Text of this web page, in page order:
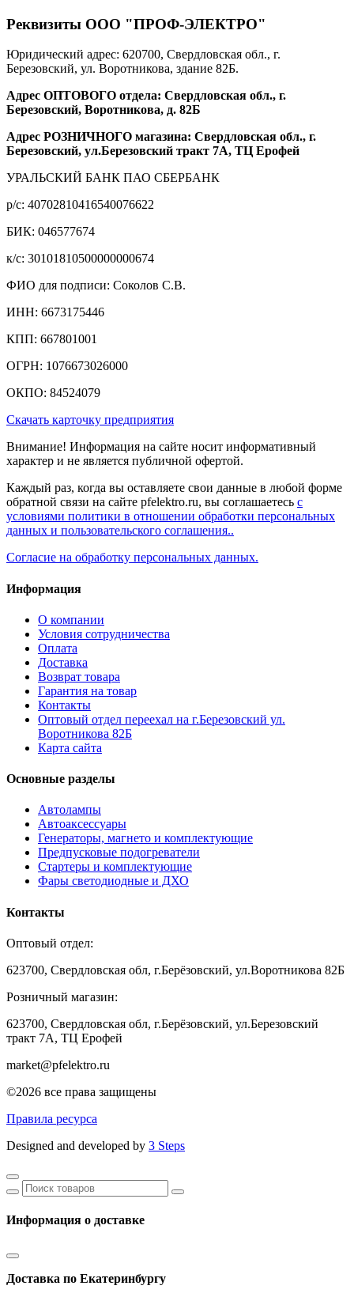
Реквизиты ООО "ПРОФ-ЭЛЕКТРО"
Юридический адрес: 620700, Свердловская обл., г.
Березовский, ул. Воротникова, здание 82Б.
Адрес ОПТОВОГО отдела: Свердловская обл., г.
Березовский, Воротникова, д. 82Б
Адрес РОЗНИЧНОГО магазина: Свердловская обл., г.
Березовский, ул.Березовский тракт 7А, ТЦ Ерофей
УРАЛЬСКИЙ БАНК ПАО СБЕРБАНК
р/c: 40702810416540076622
БИК: 046577674
к/c: 30101810500000000674
ФИО для подписи: Соколов С.В.
ИНН: 6673175446
КПП: 667801001
ОГРН: 1076673026000
ОКПО: 84524079
Скачать карточку предприятия
Внимание! Информация на сайте носит информативный
характер и не является публичной офертой.
Каждый раз, когда вы оставляете свои данные в любой форме
обратной связи на сайте pfelektro.ru, вы соглашаетесь с
условиями политики в отношении обработки персональных
данных и пользовательского соглашения..
Согласие на обработку персональных данных.
Информация
О компании
Условия сотрудничества
Оплата
Доставка
Возврат товара
Гарантия на товар
Контакты
Оптовый отдел переехал на г.Березовский ул.
Воротникова 82Б
Карта сайта
Основные разделы
Автолампы
Автоаксессуары
Генераторы, магнето и комплектующие
Предпусковые подогреватели
Стартеры и комплектующие
Фары светодиодные и ДХО
Контакты
Оптовый отдел:
623700, Свердловская обл, г.Берёзовский, ул.Воротникова 82Б
Розничный магазин:
623700, Свердловская обл, г.Берёзовский, ул.Березовский
тракт 7А, ТЦ Ерофей
market@pfelektro.ru
©2026 все права защищены
Правила ресурса
Designed and developed by 3 Steps
Информация о доставке
Доставка по Екатеринбургу